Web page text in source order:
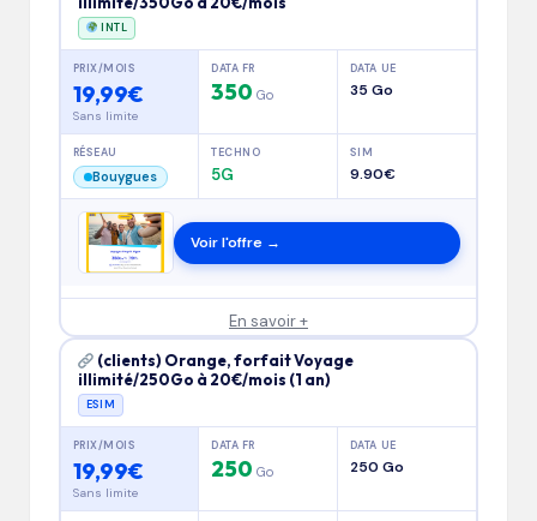
INTL
PRIX/MOIS
19,99€
Sans limite
DATA FR
350 Go
DATA UE
35 Go
RÉSEAU
Bouygues
TECHNO
5G
SIM
9.90€
Voir l'offre →
En savoir +
(clients) Orange, forfait Voyage
illimité/250Go à 20€/mois (1 an)
ESIM
PRIX/MOIS
19,99€
Sans limite
DATA FR
250 Go
DATA UE
250 Go